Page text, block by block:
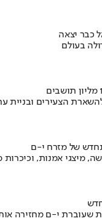
כבר יצאה
בעולם
הצעירים ובניית
של מזרח י-ם
שעוברת י-ם מחזירה